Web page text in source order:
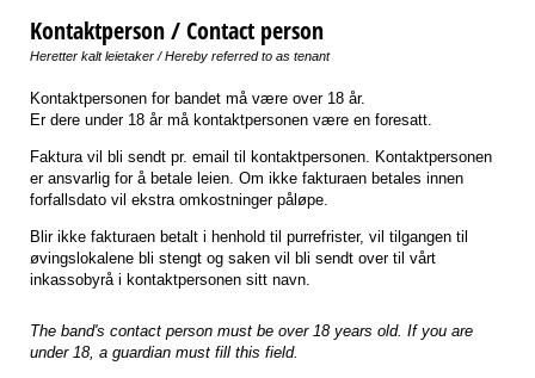
Kontaktperson / Contact person
Heretter kalt leietaker / Hereby referred to as tenant
Kontaktpersonen for bandet må være over 18 år.
Er dere under 18 år må kontaktpersonen være en foresatt.
Faktura vil bli sendt pr. email til kontaktpersonen. Kontaktpersonen
er ansvarlig for å betale leien. Om ikke fakturaen betales innen
forfallsdato vil ekstra omkostninger påløpe.
Blir ikke fakturaen betalt i henhold til purrefrister, vil tilgangen til
øvingslokalene bli stengt og saken vil bli sendt over til vårt
inkassobyrå i kontaktpersonen sitt navn.
The band's contact person must be over 18 years old. If you are
under 18, a guardian must fill this field.